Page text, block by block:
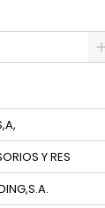
Y RES